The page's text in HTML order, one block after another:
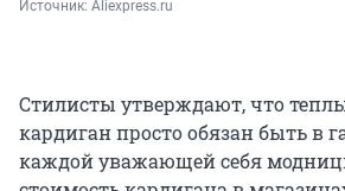
Источник: Aliexpress.ru
Стилисты утверждают, что
кардиган просто обязан быть в
каждой уважающей себя